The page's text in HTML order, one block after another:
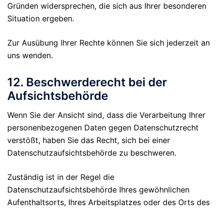
Gründen widersprechen, die sich aus Ihrer besonderen
Situation ergeben.
Zur Ausübung Ihrer Rechte können Sie sich jederzeit an
uns wenden.
12. Beschwerderecht bei der
Aufsichtsbehörde
Wenn Sie der Ansicht sind, dass die Verarbeitung Ihrer
personenbezogenen Daten gegen Datenschutzrecht
verstößt, haben Sie das Recht, sich bei einer
Datenschutzaufsichtsbehörde zu beschweren.
Zuständig ist in der Regel die
Datenschutzaufsichtsbehörde Ihres gewöhnlichen
Aufenthaltsorts, Ihres Arbeitsplatzes oder des Orts des